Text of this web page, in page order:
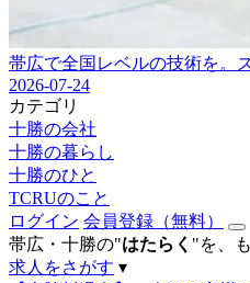
帯広で全国レベルの技術を。
2026-07-24
カテゴリ
十勝の会社
十勝の暮らし
十勝のひと
TCRUのこと
ログイン 会員登録（無料）
帯広・十勝の"はたらく "を、
求人をさがす ▾